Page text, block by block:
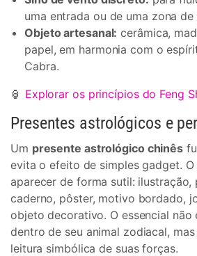
uma entrada ou de uma zona de
Objeto artesanal: cerâmica,
papel, em harmonia com o
Cabra.
🏮 Explorar os princípios do Feng
Presentes astrológicos e
Um presente astrológico chinês
evita o efeito de simples gadget.
aparecer de forma sutil: ilustração,
caderno, pôster, motivo bordado,
objeto decorativo. O essencial não
dentro de seu animal zodiacal,
leitura simbólica de suas forças.